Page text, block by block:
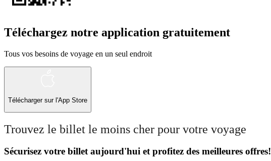
Téléchargez notre application gratuitement
Tous vos besoins de voyage en un seul endroit
Télécharger sur l'App Store
Trouvez le billet le moins cher pour votre voyage
Sécurisez votre billet aujourd'hui et profitez des meilleures offres!